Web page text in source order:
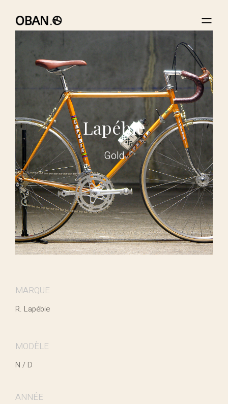
Lapébie
Gold
MARQUE
R. Lapébie
MODÈLE
N / D
ANNÉE